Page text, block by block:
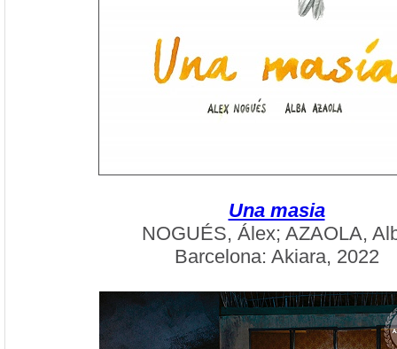
Una masia
NOGUÉS, Álex; AZAOLA,
Barcelona: Akiara, 2022